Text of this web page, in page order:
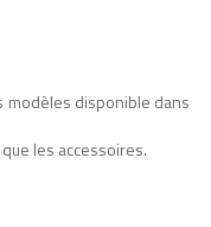
modèles disponible dans
les accessoires.